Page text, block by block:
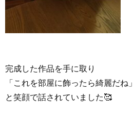
完成した作品を手に取り
「これを部屋に飾ったら綺麗だね」
と笑顔で話されていました🥰